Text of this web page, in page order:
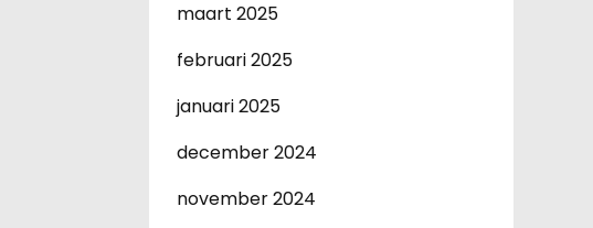
maart 2025
februari 2025
januari 2025
december 2024
november 2024